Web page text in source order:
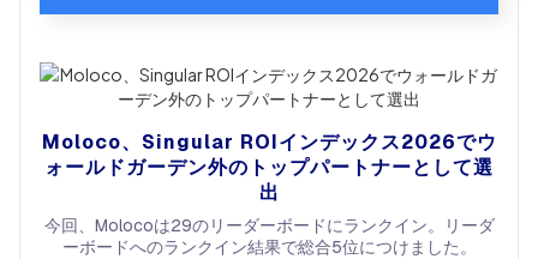
Moloco、Singular ROIインデックス2026でウ
ォールドガーデン外のトップパートナーとして選
出
今回、Molocoは29のリーダーボードにランクイン。リーダ
ーボードへのランクイン結果で総合5位につけました。